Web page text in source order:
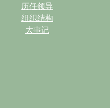
历任领导
组织结构
大事记